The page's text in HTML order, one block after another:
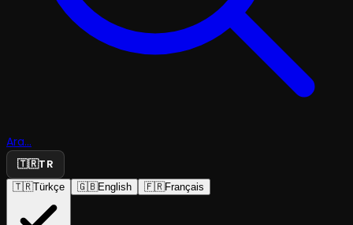
Ara...
🇹🇷TR
🇹🇷Türkçe 🇬🇧English 🇫🇷Français